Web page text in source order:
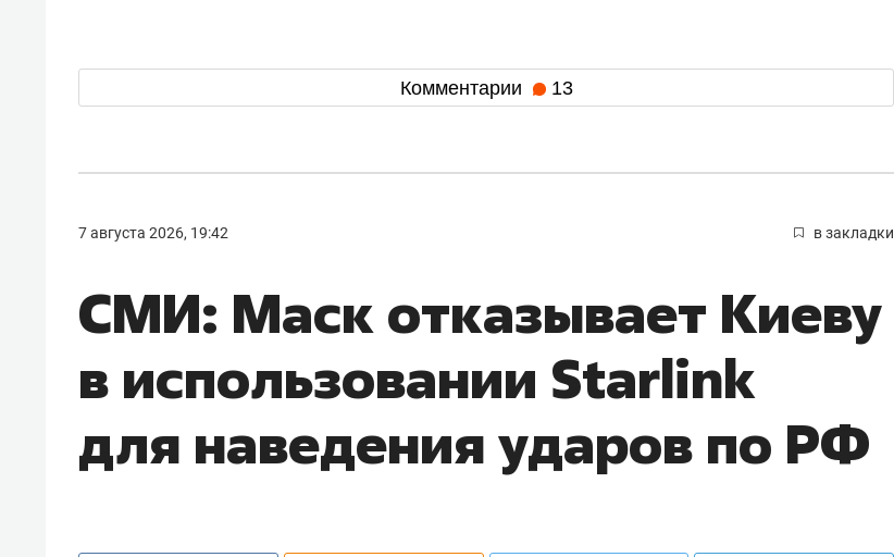
Комментарии 13
7 августа 2026, 19:42 в закладки
СМИ: Маск отказывает Киеву
в использовании Starlink
для наведения ударов по РФ